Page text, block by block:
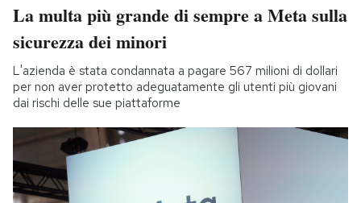
La multa più grande di sempre a Meta sulla
sicurezza dei minori
L'azienda è stata condannata a pagare 567 milioni di dollari
per non aver protetto adeguatamente gli utenti più giovani
dai rischi delle sue piattaforme